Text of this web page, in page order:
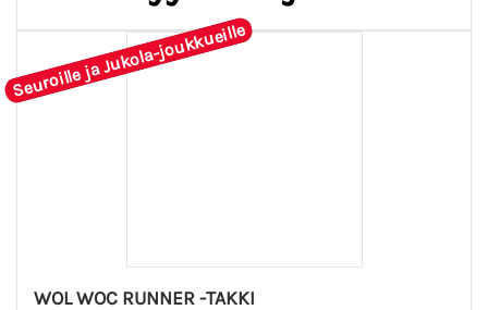
Seuroille ja Jukola-joukkueille
WOL WOC RUNNER -TAKKI